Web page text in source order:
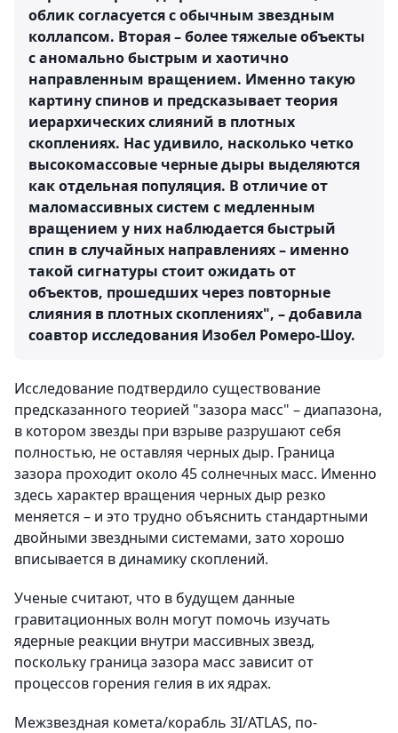
облик согласуется с обычным звездным
коллапсом. Вторая – более тяжелые объекты
с аномально быстрым и хаотично
направленным вращением. Именно такую
картину спинов и предсказывает теория
иерархических слияний в плотных
скоплениях. Нас удивило, насколько четко
высокомассовые черные дыры выделяются
как отдельная популяция. В отличие от
маломассивных систем с медленным
вращением у них наблюдается быстрый
спин в случайных направлениях – именно
такой сигнатуры стоит ожидать от
объектов, прошедших через повторные
слияния в плотных скоплениях", – добавила
соавтор исследования Изобел Ромеро-Шоу.
Исследование подтвердило существование
предсказанного теорией "зазора масс" – диапазона,
в котором звезды при взрыве разрушают себя
полностью, не оставляя черных дыр. Граница
зазора проходит около 45 солнечных масс. Именно
здесь характер вращения черных дыр резко
меняется – и это трудно объяснить стандартными
двойными звездными системами, зато хорошо
вписывается в динамику скоплений.
Ученые считают, что в будущем данные
гравитационных волн могут помочь изучать
ядерные реакции внутри массивных звезд,
поскольку граница зазора масс зависит от
процессов горения гелия в их ядрах.
Межзвездная комета/корабль 3I/ATLAS, по-